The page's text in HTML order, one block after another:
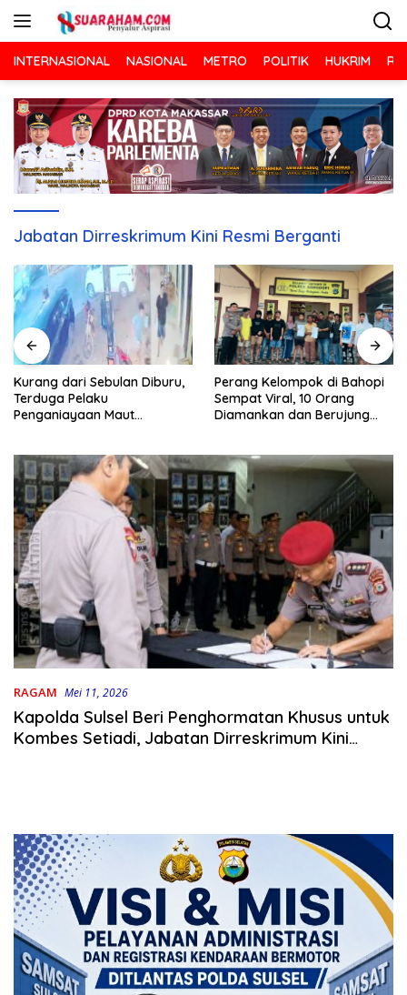
INTERNASIONAL NASIONAL METRO POLITIK HUKRIM
Jabatan Dirreskrimum Kini Resmi Berganti
Kurang dari Sebulan Diburu,
Terduga Pelaku
Penganiayaan Maut
Perang Kelompok di Bahopi
Sempat Viral, 10 Orang
Diamankan dan Berujung
RAGAM Mei 11, 2026
Kapolda Sulsel Beri Penghormatan Khusus untuk
Kombes Setiadi, Jabatan Dirreskrimum Kini